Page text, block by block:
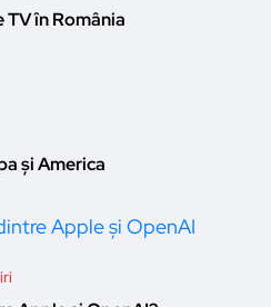
TV în România
și America